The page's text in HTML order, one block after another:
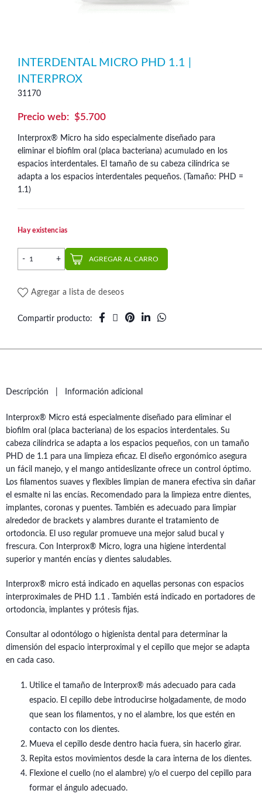
INTERDENTAL MICRO PHD 1.1 |
INTERPROX
31170
$5.700
Interprox® Micro ha sido especialmente diseñado para
eliminar el biofilm oral (placa bacteriana) acumulado en los
espacios interdentales. El tamaño de su cabeza cilíndrica se
adapta a los espacios interdentales pequeños. (Tamaño: PHD =
1.1)
Hay existencias
Interdental Micro PHD 1.1 | Interprox cantidad
AGREGAR AL CARRO
Agregar a lista de deseos
Compartir producto
Descripción Información adicional
Interprox® Micro está especialmente diseñado para eliminar el
biofilm oral (placa bacteriana) de los espacios interdentales. Su
cabeza cilíndrica se adapta a los espacios pequeños, con un tamaño
PHD de 1.1 para una limpieza eficaz. El diseño ergonómico asegura
un fácil manejo, y el mango antideslizante ofrece un control óptimo.
Los filamentos suaves y flexibles limpian de manera efectiva sin dañar
el esmalte ni las encías. Recomendado para la limpieza entre dientes,
implantes, coronas y puentes. También es adecuado para limpiar
alrededor de brackets y alambres durante el tratamiento de
ortodoncia. El uso regular promueve una mejor salud bucal y
frescura. Con Interprox® Micro, logra una higiene interdental
superior y mantén encías y dientes saludables.
Interprox® micro está indicado en aquellas personas con espacios
interproximales de PHD 1.1 . También está indicado en portadores de
ortodoncia, implantes y prótesis fijas.
Consultar al odontólogo o higienista dental para determinar la
dimensión del espacio interproximal y el cepillo que mejor se adapta
en cada caso.
Utilice el tamaño de Interprox® más adecuado para cada
espacio. El cepillo debe introducirse holgadamente, de modo
que sean los filamentos, y no el alambre, los que estén en
contacto con los dientes.
Mueva el cepillo desde dentro hacia fuera, sin hacerlo girar.
Repita estos movimientos desde la cara interna de los dientes.
Flexione el cuello (no el alambre) y/o el cuerpo del cepillo para
formar el ángulo adecuado.